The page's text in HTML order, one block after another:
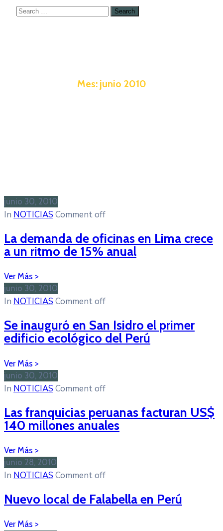
Mes: junio 2010
junio 30, 2010
In NOTICIAS Comment off
La demanda de oficinas en Lima crece
a un ritmo de 15% anual
junio 30, 2010
In NOTICIAS Comment off
Se inauguró en San Isidro el primer
edificio ecológico del Perú
junio 30, 2010
In NOTICIAS Comment off
Las franquicias peruanas facturan US$
140 millones anuales
junio 28, 2010
In NOTICIAS Comment off
Nuevo local de Falabella en Perú